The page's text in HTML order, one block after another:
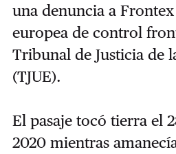
una denuncia a
europea de control
Tribunal de Justicia de
(TJUE).
El pasaje tocó tierra el
2020 mientras